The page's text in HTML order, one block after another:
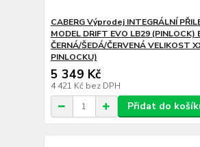
CABERG Výprodej INTEGRÁLNÍ
MODEL DRIFT EVO LB29 (PINLOCK)
ČERNÁ/ŠEDÁ/ČERVENÁ VELIKOST
PINLOCKU)
5 349 Kč
4 421 Kč bez DPH
Přidat do